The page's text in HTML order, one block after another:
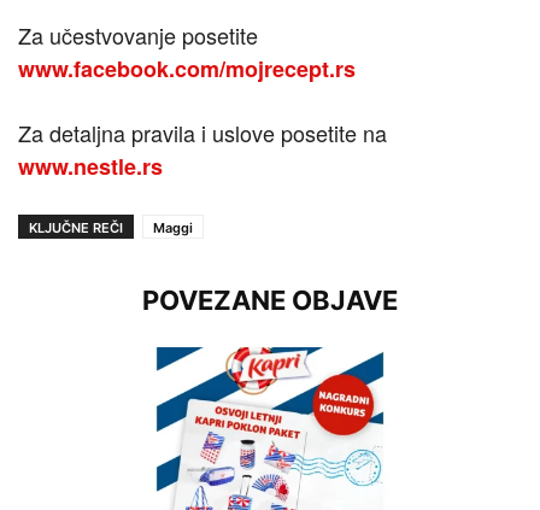
Za učestvovanje posetite
www.facebook.com/mojrecept.rs
Za detaljna pravila i uslove posetite na
www.nestle.rs
KLJUČNE REČI Maggi
POVEZANE OBJAVE